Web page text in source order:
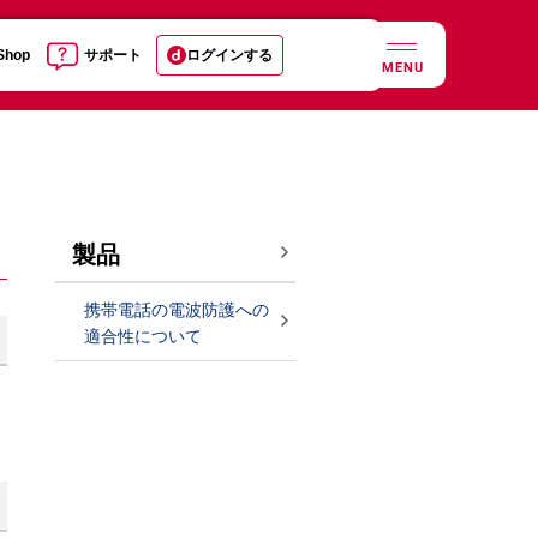
サポート ログインする
MENU
製品
携帯電話の電波防護への
適合性について